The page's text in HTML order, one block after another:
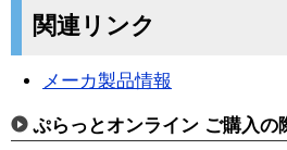
関連リンク
メーカ製品情報
ぷらっとオンライン ご購入の